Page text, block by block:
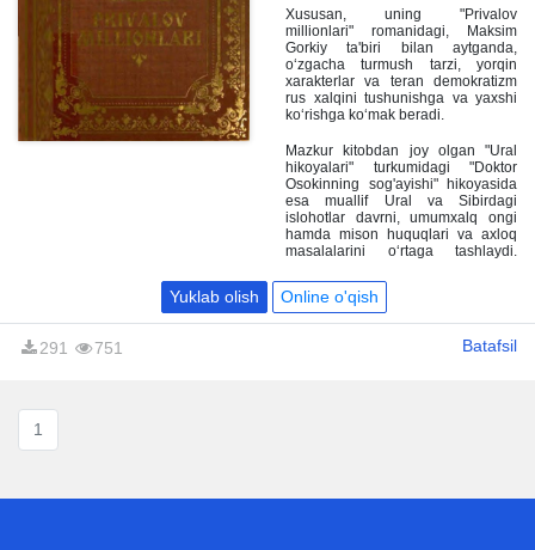
Sibiryakning qahramonlari oddiy
xalq, o'z kunini o‘zi ko‘ruvchi, sodda
va jaydari insonlardir.
Xususan, uning "Privalov
millionlari" romanidagi, Maksim
Gorkiy ta'biri bilan aytganda,
o‘zgacha turmush tarzi, yorqin
xarakterlar va teran demokratizm
rus xalqini tushunishga va yaxshi
ko‘rishga ko‘mak beradi.
Mazkur kitobdan joy olgan "Ural
hikoyalari" turkumidagi "Doktor
Osokinning sog'ayishi" hikoyasida
esa muallif Ural va Sibirdagi
islohotlar davrni, umumxalq ongi
hamda mison huquqlari va axloq
masalalarini o‘rtaga tashlaydi.
auditoriyasiga mo'ljallangan.
Yuklab olish Online o'qish
291 751 Batafsil
1